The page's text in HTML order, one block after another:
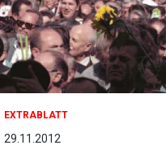
EXTRABLATT
29.11.2012